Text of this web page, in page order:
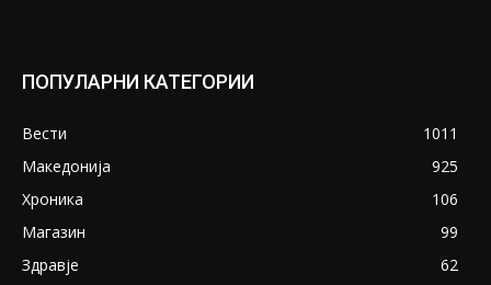
ПОПУЛАРНИ КАТЕГОРИИ
Вести
1011
Македонија
925
Хроника
106
Магазин
99
Здравје
62